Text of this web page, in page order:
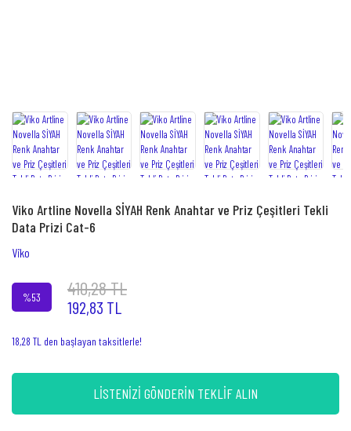
Viko Artline Novella SİYAH Renk Anahtar ve Priz Çeşitleri Tekli
Data Prizi Cat-6
Viko
%53 410,28 TL
192,83 TL
18,28 TL den başlayan taksitlerle!
LİSTENİZİ GÖNDERİN TEKLİF ALIN